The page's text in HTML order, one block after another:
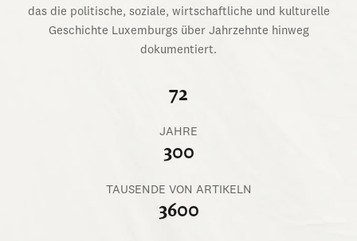
das die politische, soziale, wirtschaftliche und kulturelle
Geschichte Luxemburgs über Jahrzehnte hinweg
dokumentiert.
72
JAHRE
300
TAUSENDE VON ARTIKELN
3600